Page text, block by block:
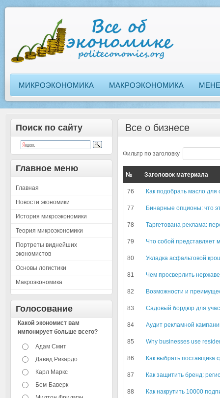
МИКРОЭКОНОМИКА МАКРОЭКОНОМИКА
Поиск по сайту
Главное меню
Главная
Новости экономики
История микроэкономики
Теория микроэкономики
Портреты виднейших
экономистов
Основы логистики
Макроэкономика
Голосование
Какой экономист вам
импонирует больше всего?
Адам Смит
Давид Рикардо
Карл Маркс
Бем-Баверк
Все о бизнесе
Фильтр по заголовку
№ Заголовок материала
76 Как подобрать масло для
77 Бинарные опционы: что
78 Таргетована реклама:
79 Что собой представляет
80 Укладка асфальтовой
81 Чем просверлить
82 Возможности и
83 Садовый бордюр для
84 Аудит рекламной
85 Why businesses use
86 Как выбрать поставщика
87 Как защитить бренд:
88 Как накрутить 10000